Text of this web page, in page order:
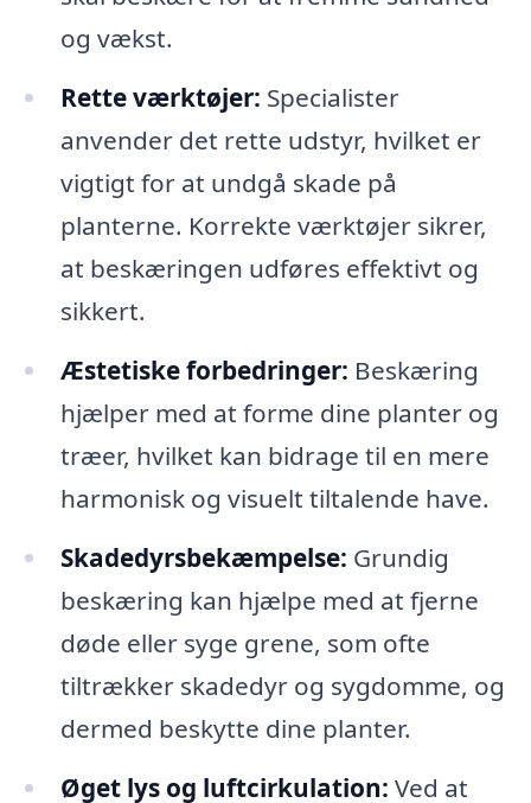
og vækst.
Rette værktøjer: Specialister
anvender det rette udstyr, hvilket er
vigtigt for at undgå skade på
planterne. Korrekte værktøjer sikrer,
at beskæringen udføres effektivt og
sikkert.
Æstetiske forbedringer: Beskæring
hjælper med at forme dine planter og
træer, hvilket kan bidrage til en mere
harmonisk og visuelt tiltalende have.
Skadedyrsbekæmpelse: Grundig
beskæring kan hjælpe med at fjerne
døde eller syge grene, som ofte
tiltrækker skadedyr og sygdomme, og
dermed beskytte dine planter.
Øget lys og luftcirkulation: Ved at